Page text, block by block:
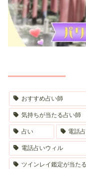
おすすめ占い師
気持ちが当たる占い師
占い 電話
電話占いウィル
ツインレイ鑑定が当た